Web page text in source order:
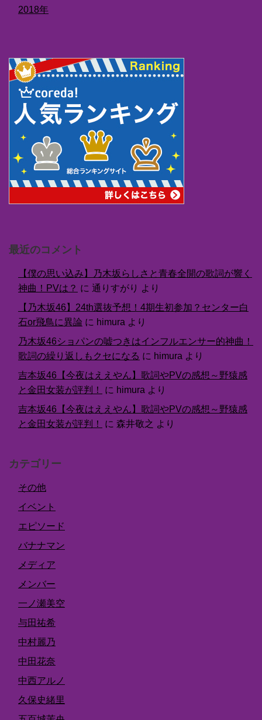
2018年
最近のコメント
【僕の思い込み】乃木坂らしさと青春全開の歌詞が響く
神曲！PVは？ に 通りすがり より
【乃木坂46】24th選抜予想！4期生初参加？センター白
石or飛鳥に異論 に himura より
乃木坂46ショパンの嘘つきはインフルエンサー的神曲！
歌詞の繰り返しもクセになる に himura より
吉本坂46【今夜はええやん】歌詞やPVの感想～野猿感
と金田女装が評判！
に himura より
吉本坂46【今夜はええやん】歌詞やPVの感想～野猿感
と金田女装が評判！
に 森井敬之 より
カテゴリー
その他
イベント
エピソード
バナナマン
メディア
メンバー
一ノ瀬美空
与田祐希
中村麗乃
中田花奈
中西アルノ
久保史緒里